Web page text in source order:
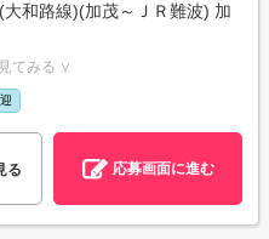
和路線)(加茂～ＪＲ難波) 加
てみる ∨
る 応募画面に進む